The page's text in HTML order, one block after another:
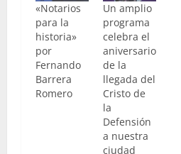
«Notarios
para la
historia»
por
Fernando
Barrera
Romero
Un amplio
programa
celebra el
aniversario
de la
llegada del
Cristo de
la
Defensión
a nuestra
ciudad